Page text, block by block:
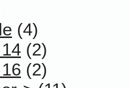
(4)
(2)
(2)